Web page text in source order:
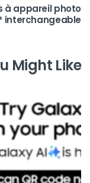
à appareil photo
interchangeable ?
Might Like